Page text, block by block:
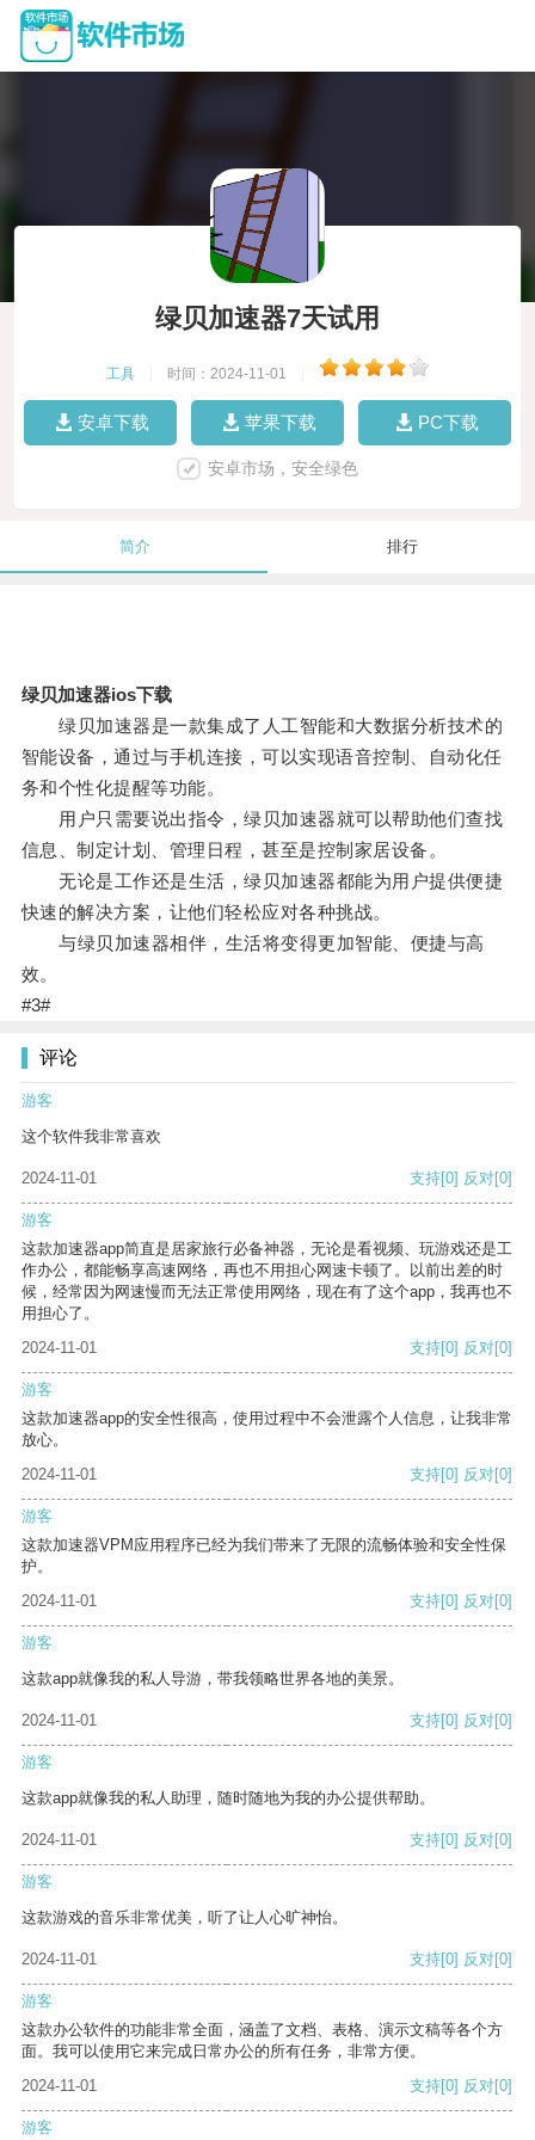
绿贝加速器7天试用
工具 时间：2024-11-01
安卓下载 苹果下载 PC下载
安卓市场，安全绿色
简介 排行
绿贝加速器ios下载
绿贝加速器是一款集成了人工智能和大数据分析技术的
智能设备，通过与手机连接，可以实现语音控制、自动化任
务和个性化提醒等功能。
用户只需要说出指令，绿贝加速器就可以帮助他们查找
信息、制定计划、管理日程，甚至是控制家居设备。
无论是工作还是生活，绿贝加速器都能为用户提供便捷
快速的解决方案，让他们轻松应对各种挑战。
与绿贝加速器相伴，生活将变得更加智能、便捷与高
效。
#3#
评论
游客
这个软件我非常喜欢
2024-11-01 支持[0] 反对[0]
游客
这款加速器app简直是居家旅行必备神器，无论是看视频、玩游戏还是工
作办公，都能畅享高速网络，再也不用担心网速卡顿了。以前出差的时
候，经常因为网速慢而无法正常使用网络，现在有了这个app，我再也不
用担心了。
2024-11-01
支持[0] 反对[0]
游客
这款加速器app的安全性很高，使用过程中不会泄露个人信息，让我非常
放心。
2024-11-01
支持[0] 反对[0]
游客
这款加速器VPM应用程序已经为我们带来了无限的流畅体验和安全性保
护。
2024-11-01
支持[0] 反对[0]
游客
这款app就像我的私人导游，带我领略世界各地的美景。
2024-11-01 支持[0] 反对[0]
游客
这款app就像我的私人助理，随时随地为我的办公提供帮助。
2024-11-01 支持[0] 反对[0]
游客
这款游戏的音乐非常优美，听了让人心旷神怡。
2024-11-01 支持[0] 反对[0]
游客
这款办公软件的功能非常全面，涵盖了文档、表格、演示文稿等各个方
面。我可以使用它来完成日常办公的所有任务，非常方便。
2024-11-01
支持[0] 反对[0]
游客